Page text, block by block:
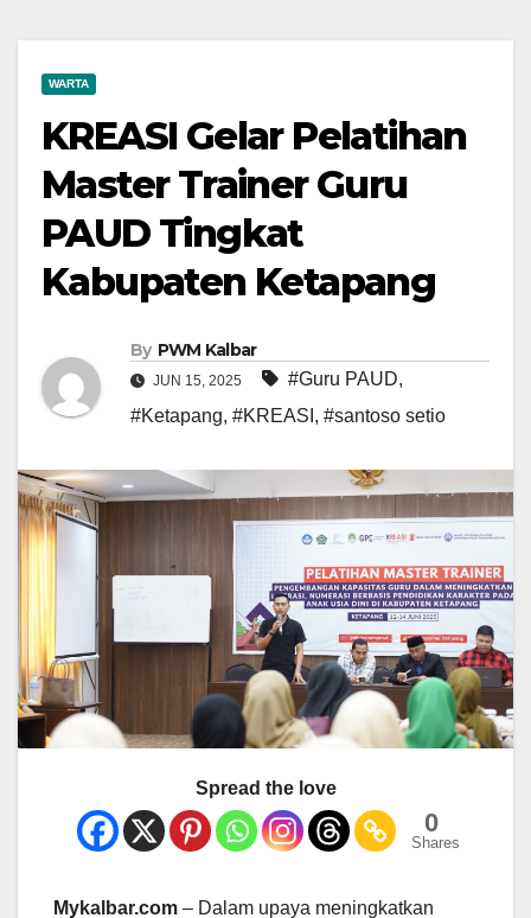
WARTA
KREASI Gelar Pelatihan
Master Trainer Guru
PAUD Tingkat
Kabupaten Ketapang
By PWM Kalbar
JUN 15, 2025 #Guru PAUD,
#Ketapang, #KREASI , #santoso setio
Spread the love
0
Shares
Mykalbar.com – Dalam upaya meningkatkan